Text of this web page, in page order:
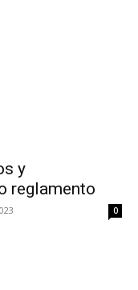
y
reglamento
0